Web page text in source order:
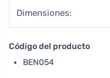
Dimensiones:
Código del producto
BEN054